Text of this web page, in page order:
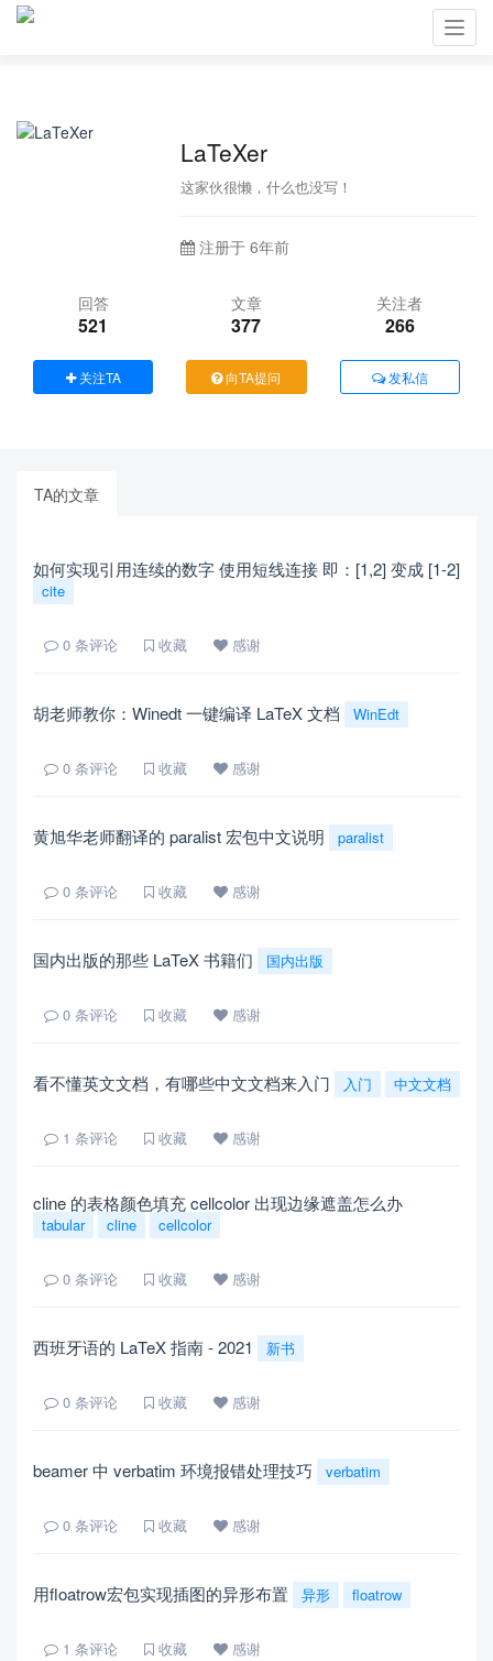
LaTeXer
这家伙很懒，什么也没写！
注册于 6年前
回答
521
文章
377
关注者
266
关注TA 向TA提问 发私信
TA的文章
如何实现引用连续的数字 使用短线连接 即：[1,2] 变成 [1-2]
cite
0 条评论 收藏 感谢
胡老师教你：Winedt 一键编译 LaTeX 文档 WinEdt
0 条评论 收藏 感谢
黄旭华老师翻译的 paralist 宏包中文说明 paralist
0 条评论 收藏 感谢
国内出版的那些 LaTeX 书籍们 国内出版
0 条评论 收藏 感谢
看不懂英文文档，有哪些中文文档来入门 入门 中文文档
1 条评论 收藏 感谢
cline 的表格颜色填充 cellcolor 出现边缘遮盖怎么办
tabular cline cellcolor
0 条评论 收藏 感谢
西班牙语的 LaTeX 指南 - 2021 新书
0 条评论 收藏 感谢
beamer 中 verbatim 环境报错处理技巧 verbatim
0 条评论 收藏 感谢
用floatrow宏包实现插图的异形布置 异形 floatrow
1 条评论 收藏 感谢